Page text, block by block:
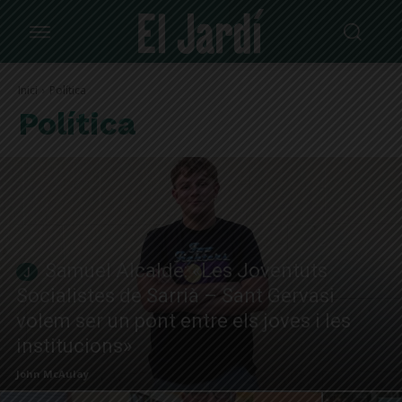
Inici Política
Política
Samuel Alcalde: «Les Joventuts
Socialistes de Sarrià – Sant Gervasi
volem ser un pont entre els joves i les
institucions»
John McAulay